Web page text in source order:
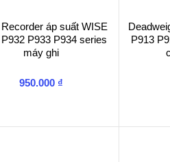
áp suất WISE
P933 P934 series
máy ghi
950.000 ₫
P913